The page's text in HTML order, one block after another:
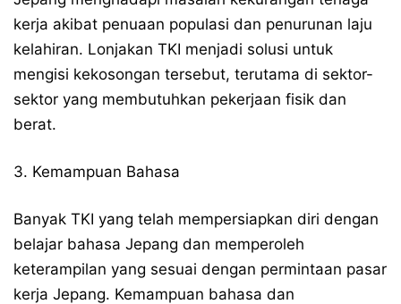
kerja akibat penuaan populasi dan penurunan laju
kelahiran. Lonjakan TKI menjadi solusi untuk
mengisi kekosongan tersebut, terutama di sektor-
sektor yang membutuhkan pekerjaan fisik dan
berat.
3. Kemampuan Bahasa
Banyak TKI yang telah mempersiapkan diri dengan
belajar bahasa Jepang dan memperoleh
keterampilan yang sesuai dengan permintaan pasar
kerja Jepang. Kemampuan bahasa dan